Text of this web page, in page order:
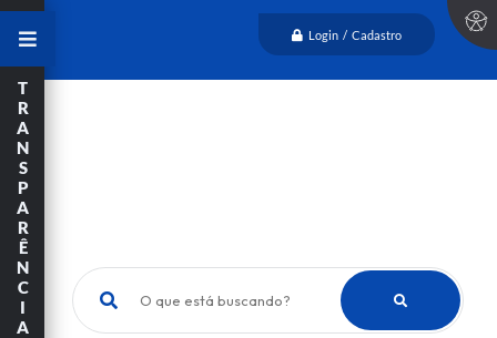
Login / Cadastro
O que está buscando?
T
R
A
N
S
P
A
R
Ê
N
C
I
A